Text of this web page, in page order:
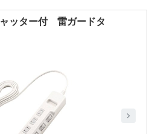
ッター付 雷ガードタ